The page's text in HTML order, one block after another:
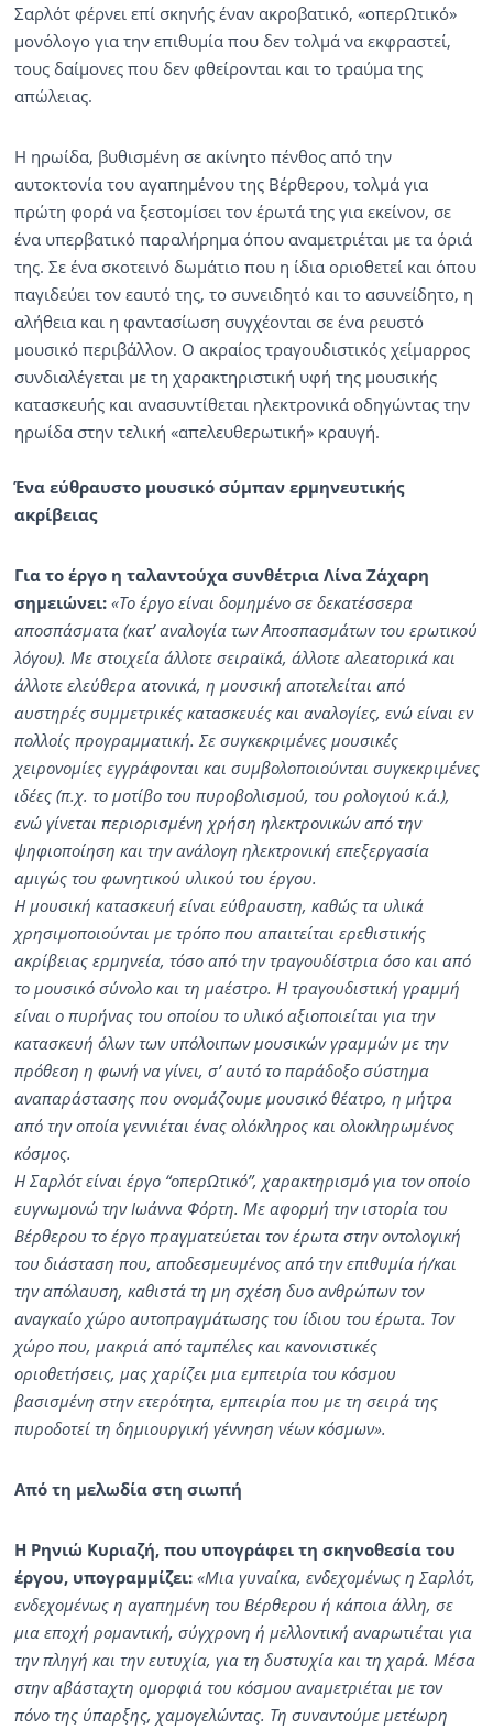
Σαρλότ φέρνει επί σκηνής έναν ακροβατικό, «οπερΩτικό»
μονόλογο για την επιθυμία που δεν τολμά να εκφραστεί,
τους δαίμονες που δεν φθείρονται και το τραύμα της
απώλειας.
Η ηρωίδα, βυθισμένη σε ακίνητο πένθος από την
αυτοκτονία του αγαπημένου της Βέρθερου, τολμά για
πρώτη φορά να ξεστομίσει τον έρωτά της για εκείνον, σε
ένα υπερβατικό παραλήρημα όπου αναμετριέται με τα όριά
της. Σε ένα σκοτεινό δωμάτιο που η ίδια οριοθετεί και όπου
παγιδεύει τον εαυτό της, το συνειδητό και το ασυνείδητο, η
αλήθεια και η φαντασίωση συγχέονται σε ένα ρευστό
μουσικό περιβάλλον. Ο ακραίος τραγουδιστικός χείμαρρος
συνδιαλέγεται με τη χαρακτηριστική υφή της μουσικής
κατασκευής και ανασυντίθεται ηλεκτρονικά οδηγώντας την
ηρωίδα στην τελική «απελευθερωτική» κραυγή.
Ένα εύθραυστο μουσικό σύμπαν ερμηνευτικής
ακρίβειας
Για το έργο η ταλαντούχα συνθέτρια Λίνα Ζάχαρη
σημειώνει: «Το έργο είναι δομημένο σε δεκατέσσερα
αποσπάσματα (κατ’ αναλογία των Αποσπασμάτων του ερωτικού
λόγου). Με στοιχεία άλλοτε σειραϊκά, άλλοτε αλεατορικά και
άλλοτε ελεύθερα ατονικά, η μουσική αποτελείται από
αυστηρές συμμετρικές κατασκευές και αναλογίες, ενώ είναι εν
πολλοίς προγραμματική. Σε συγκεκριμένες μουσικές
χειρονομίες εγγράφονται και συμβολοποιούνται συγκεκριμένες
ιδέες (π.χ. το μοτίβο του πυροβολισμού, του ρολογιού κ.ά.),
ενώ γίνεται περιορισμένη χρήση ηλεκτρονικών από την
ψηφιοποίηση και την ανάλογη ηλεκτρονική επεξεργασία
αμιγώς του φωνητικού υλικού του έργου.
Η μουσική κατασκευή είναι εύθραυστη, καθώς τα υλικά
χρησιμοποιούνται με τρόπο που απαιτείται ερεθιστικής
ακρίβειας ερμηνεία, τόσο από την τραγουδίστρια όσο και από
το μουσικό σύνολο και τη μαέστρο. Η τραγουδιστική γραμμή
είναι ο πυρήνας του οποίου το υλικό αξιοποιείται για την
κατασκευή όλων των υπόλοιπων μουσικών γραμμών με την
πρόθεση η φωνή να γίνει, σ’ αυτό το παράδοξο σύστημα
αναπαράστασης που ονομάζουμε μουσικό θέατρο, η μήτρα
από την οποία γεννιέται ένας ολόκληρος και ολοκληρωμένος
κόσμος.
Η Σαρλότ είναι έργο “οπερΩτικό”, χαρακτηρισμό για τον οποίο
ευγνωμονώ την Ιωάννα Φόρτη. Με αφορμή την ιστορία του
Βέρθερου το έργο πραγματεύεται τον έρωτα στην οντολογική
του διάσταση που, αποδεσμευμένος από την επιθυμία ή/και
την απόλαυση, καθιστά τη μη σχέση δυο ανθρώπων τον
αναγκαίο χώρο αυτοπραγμάτωσης του ίδιου του έρωτα. Τον
χώρο που, μακριά από ταμπέλες και κανονιστικές
οριοθετήσεις, μας χαρίζει μια εμπειρία του κόσμου
βασισμένη στην ετερότητα, εμπειρία που με τη σειρά της
πυροδοτεί τη δημιουργική γέννηση νέων κόσμων».
Από τη μελωδία στη σιωπή
Η Ρηνιώ Κυριαζή, που υπογράφει τη σκηνοθεσία του
έργου, υπογραμμίζει: «Μια γυναίκα, ενδεχομένως η Σαρλότ,
ενδεχομένως η αγαπημένη του Βέρθερου ή κάποια άλλη, σε
μια εποχή ρομαντική, σύγχρονη ή μελλοντική αναρωτιέται για
την πληγή και την ευτυχία, για τη δυστυχία και τη χαρά. Μέσα
στην αβάσταχτη ομορφιά του κόσμου αναμετριέται με τον
πόνο της ύπαρξης, χαμογελώντας. Τη συναντούμε μετέωρη